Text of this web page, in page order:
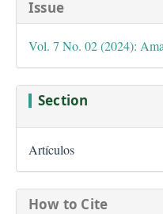
Issue
Vol. 7 No. 02 (2024):
Section
Artículos
How to Cite